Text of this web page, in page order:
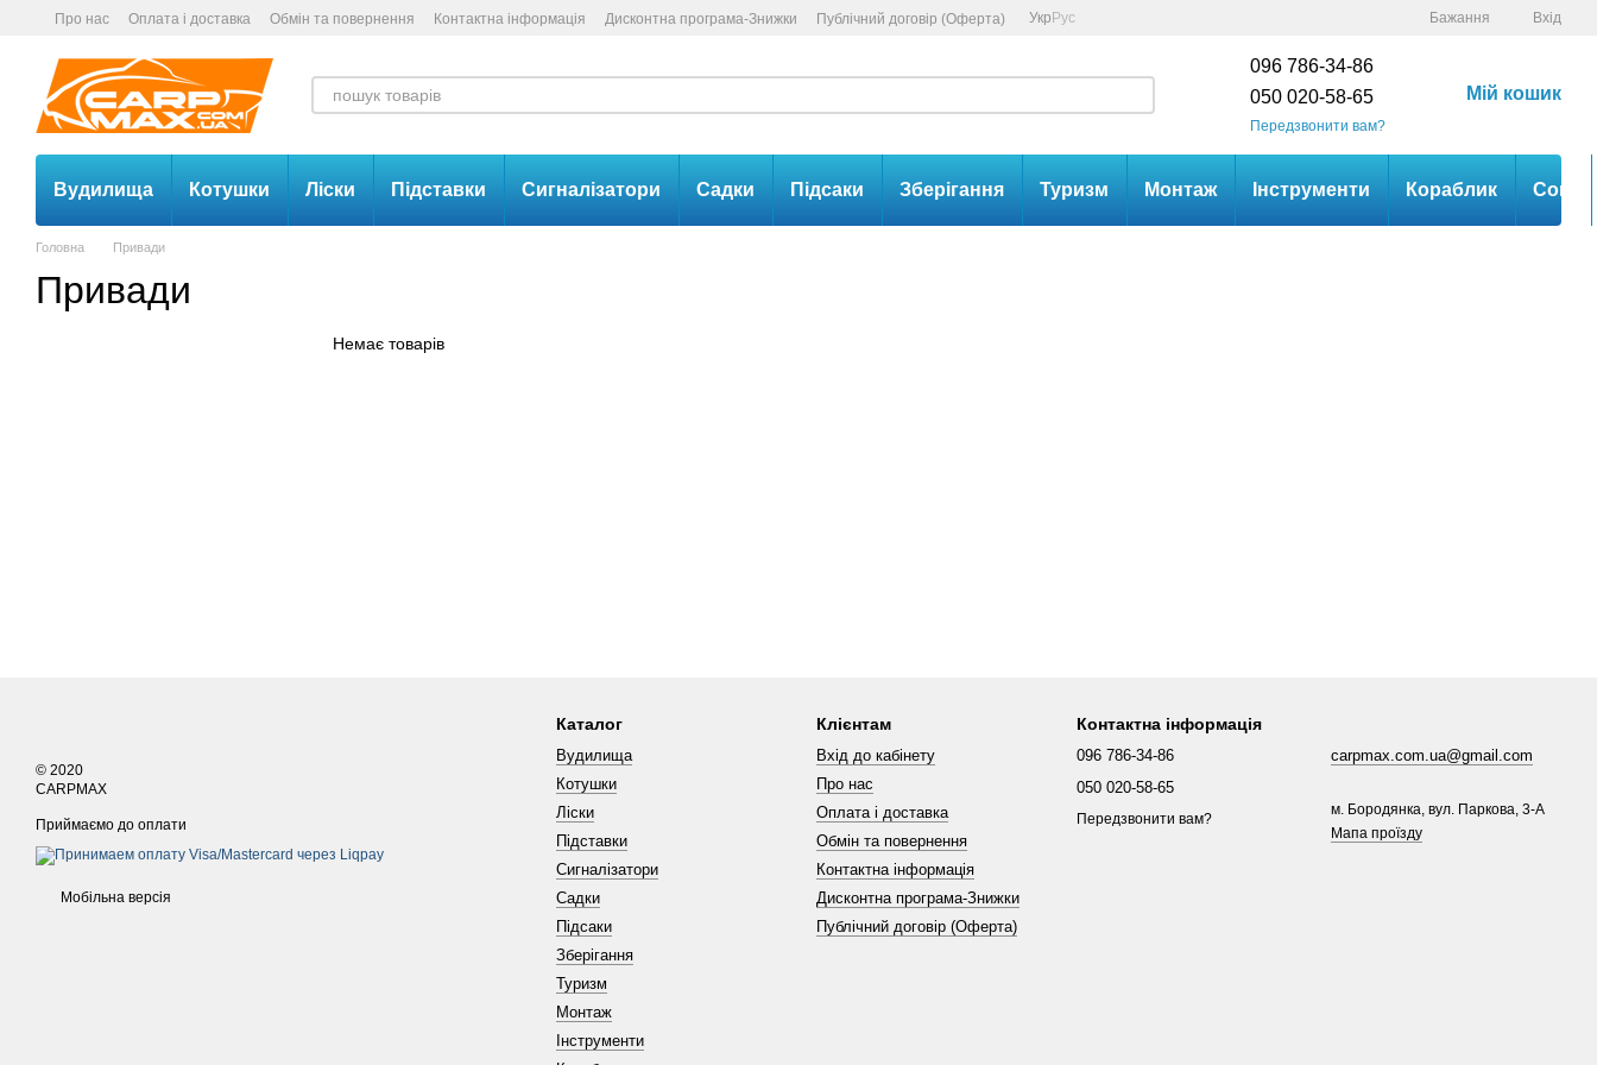
Перейти до основного контенту
Про нас Оплата і доставка Обмін та повернення Контактна інформація Дисконтна програма-Знижки Публічний договір (Оферта) Укр Рус Бажання Вхід
096 786-34-86
050 020-58-65
Передзвонити вам?
Мій кошик
Вудилища Котушки Ліски Підставки Сигналізатори Садки Підсаки Зберігання Туризм Монтаж Інструменти Кораблик Сом
Головна Привади
Привади
Немає товарів
© 2020
CARPMAX
Приймаємо до оплати
Мобільна версія
Каталог
Вудилища
Котушки
Ліски
Підставки
Сигналізатори
Садки
Підсаки
Зберігання
Туризм
Монтаж
Інструменти
Клієнтам
Вхід до кабінету
Про нас
Оплата і доставка
Обмін та повернення
Контактна інформація
Дисконтна програма-Знижки
Публічний договір (Оферта)
Контактна інформація
096 786-34-86
050 020-58-65
Передзвонити вам?
carpmax.com.ua@gmail.com
м. Бородянка, вул. Паркова, 3-A
Мапа проїзду